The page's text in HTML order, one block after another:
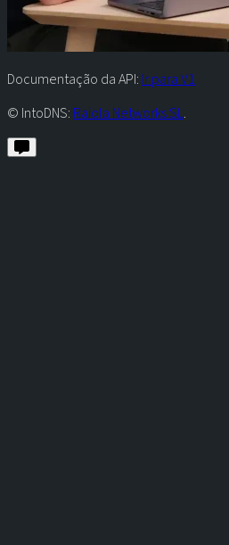
Documentação da API: Ir para V1
© IntoDNS: Raiola Networks SL.